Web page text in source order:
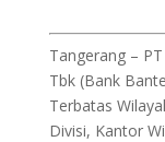
Tangerang –
Tbk (Bank
Terbatas
Divisi, Kantor